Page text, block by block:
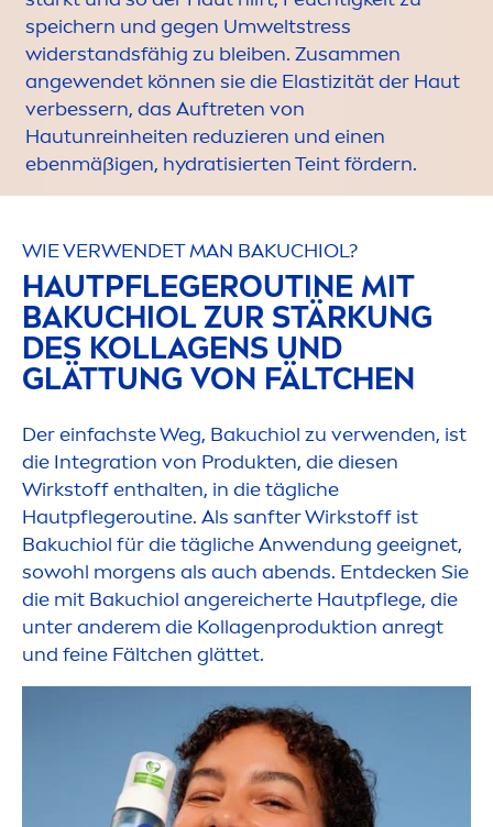
speichern und gegen Umweltstress
widerstandsfähig zu bleiben. Zusammen
angewendet können sie die Elastizität der Haut
verbessern, das Auftreten von
Hautunreinheiten reduzieren und einen
ebenmäßigen, hydratisierten Teint fördern.
WIE VERWENDET MAN BAKUCHIOL?
HAUTPFLEGEROUTINE MIT
BAKUCHIOL ZUR STÄRKUNG
DES KOLLAGENS UND
GLÄTTUNG VON FÄLTCHEN
Der einfachste Weg, Bakuchiol zu verwenden, ist
die Integration von Produkten, die diesen
Wirkstoff enthalten, in die tägliche
Hautpflegeroutine. Als sanfter Wirkstoff ist
Bakuchiol für die tägliche Anwendung geeignet,
sowohl morgens als auch abends. Entdecken Sie
die mit Bakuchiol angereicherte Hautpflege, die
unter anderem die Kollagenproduktion anregt
und feine Fältchen glättet.